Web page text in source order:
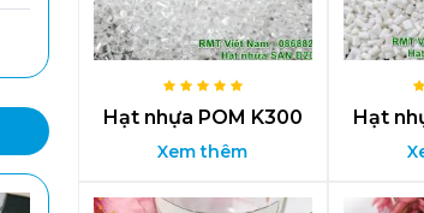
Hạt nhựa POM K300
Xem thêm
Hạt